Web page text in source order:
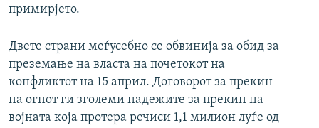
примирјето.
Двете страни меѓусебно се обвинија за обид за
преземање на власта на почетокот на
конфликтот на 15 април. Договорот за прекин
на огнот ги зголеми надежите за прекин на
војната која протера речиси 1,1 милион луѓе од